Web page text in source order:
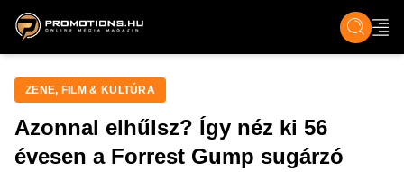
ZENE, FILM & KULT ÉLET TECH &
ZENE, FILM & KULTÚRA
Azonnal elhűlsz? Így néz ki 56
évesen a Forrest Gump sugárzó